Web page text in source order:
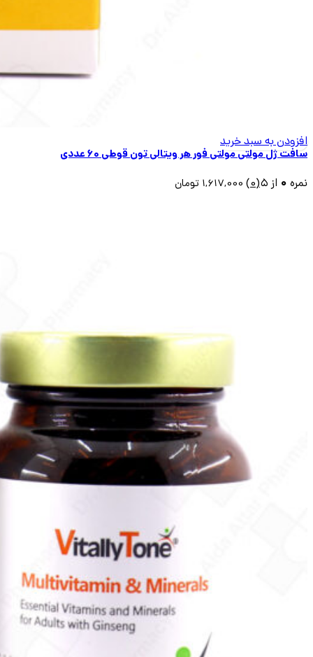
افزودن به سبد خرید
سافت ژل مولتی مولتی فور هر ویتالی تون قوطی ۶۰ عددی
نمره 0 از ۵ (0)
1,617,000 تومان